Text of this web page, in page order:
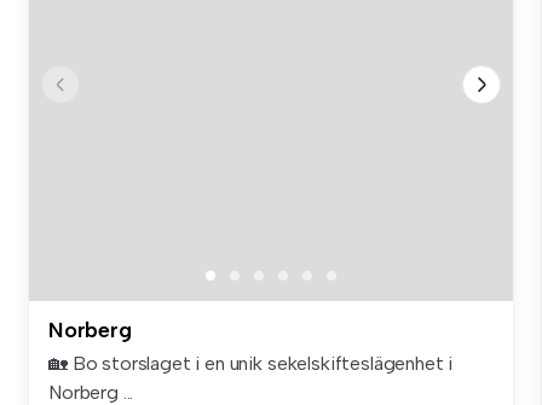
Norberg
🏡 Bo storslaget i en unik sekelskifteslägenhet i
Norberg ...